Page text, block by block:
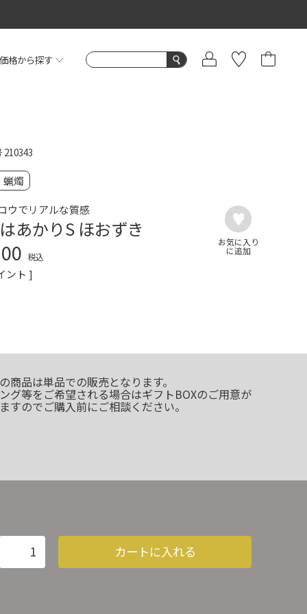
価格から探す
210343
蝋燭
ウでリアルな質感
あかりS ほおずき
税込
ント ]
商品は単品での販売となります。
グ等をご希望される場合はギフトBOXのご用意が
すのでご購入前にご相談ください。
カートに入れる